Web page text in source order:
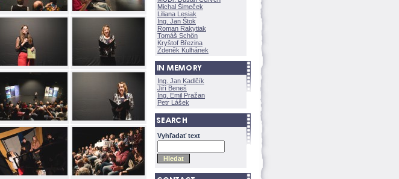
Michal Šimeček
Liliana Lesiak
Ing. Jan Štok
Roman Rakytiak
Tomáš Schön
Kryštof Březina
Zdeněk Kulhánek
Ing. Jan Kadlčík
Jiří Bene
Ing. Emil Pražan
Petr Lášek
Vyhľadať text